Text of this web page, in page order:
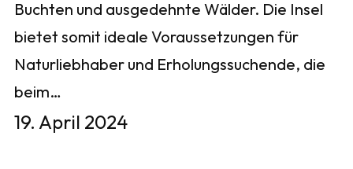
Buchten und ausgedehnte Wälder. Die Insel
bietet somit ideale Voraussetzungen für
Naturliebhaber und Erholungssuchende, die
beim…
19. April 2024